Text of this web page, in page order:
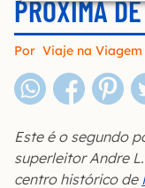
PRÓXIMA
Por Viaje na Viagem
Este é o segundo
superleitor Andre
centro histórico de